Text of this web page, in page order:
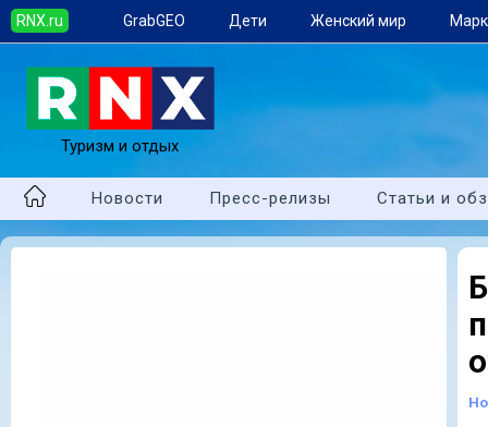
RNX.ru GrabGEO Дети Женский мир
Туризм и отдых
Новости Пресс-релизы Статьи и